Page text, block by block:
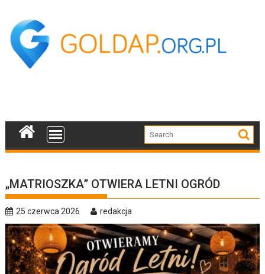
content
„MATRIOSZKA” OTWIERA LETNI OGRÓD
25 czerwca 2026 redakcja